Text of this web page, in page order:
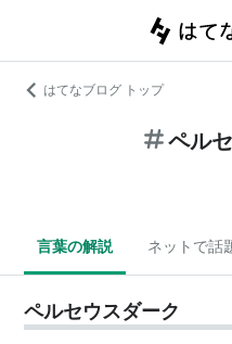
はてなブログ トップ
ペル
言葉の解説 ネットで話
ペルセウスダーク